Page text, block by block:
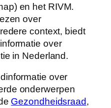
en het RIVM.
over
context, biedt
over
in Nederland.
over
onderwerpen
Gezondheidsraad,